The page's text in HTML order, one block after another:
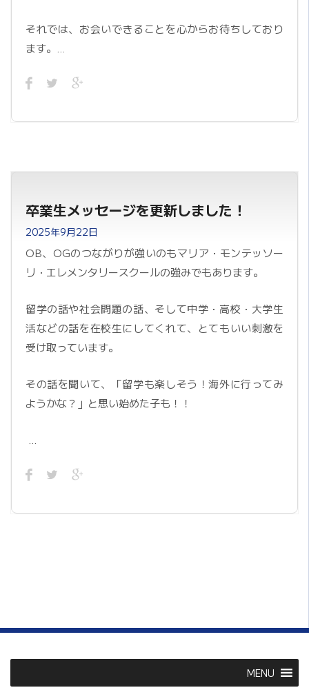
それでは、お会いできることを心からお待ちしており
ます。…
卒業生メッセージを更新しました！
2025年9月22日
OB、OGのつながりが強いのもマリア・モンテッソー
リ・エレメンタリースクールの強みでもあります。
留学の話や社会問題の話、そして中学・高校・大学生
活などの話を在校生にしてくれて、とてもいい刺激を
受け取っています。
その話を聞いて、「留学も楽しそう！海外に行ってみ
ようかな？」と思い始めた子も！！
MENU